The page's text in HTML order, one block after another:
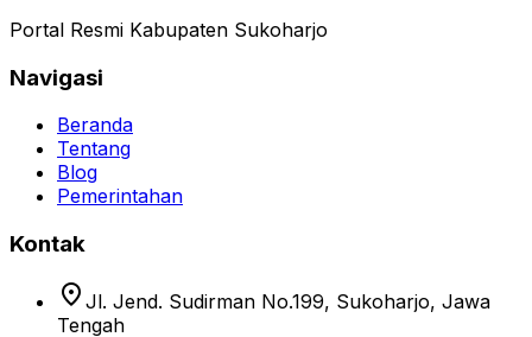
Portal Resmi Kabupaten Sukoharjo
Navigasi
Beranda
Tentang
Blog
Pemerintahan
Kontak
location_on Jl. Jend. Sudirman No.199, Sukoharjo, Jawa
Tengah